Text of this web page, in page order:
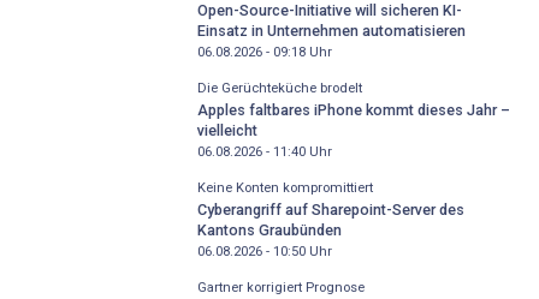
Open-Source-Initiative will sicheren KI-
Einsatz in Unternehmen automatisieren
06.08.2026 - 09:18Uhr
Die Gerüchteküche brodelt
Apples faltbares iPhone kommt dieses Jahr –
vielleicht
06.08.2026 - 11:40Uhr
Keine Konten kompromittiert
Cyberangriff auf Sharepoint-Server des
Kantons Graubünden
06.08.2026 - 10:50Uhr
Gartner korrigiert Prognose